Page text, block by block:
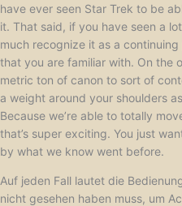
have ever seen Star Trek to be
it. That said, if you have seen a
much recognize it as a
that you are familiar with. On the
metric ton of canon to sort of
a weight around your shoulders
Because we’re able to totally
that’s super exciting. You just
by what we know went before.
Auf jeden Fall lautet die
nicht gesehen haben muss, um